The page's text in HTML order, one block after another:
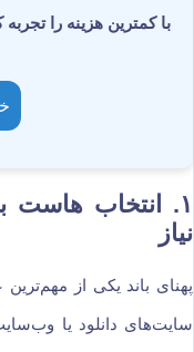
با کمترین هزینه را تجربه
۱.
انتخاب هاست
نیاز
پهنای باند یکی از
سایت‌های دانلود یا